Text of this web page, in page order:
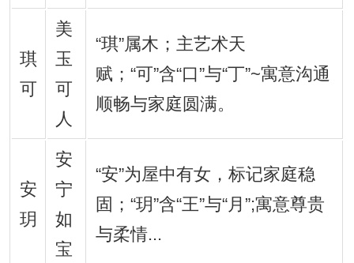
琪
可
美
玉
可
人
“琪”属木；主艺术天
赋；“可”含“口”与“丁”~寓意沟通
顺畅与家庭圆满。
安
玥
安
宁
如
宝
“安”为屋中有女，标记家庭稳
固；“玥”含“王”与“月”;寓意尊贵
与柔情...